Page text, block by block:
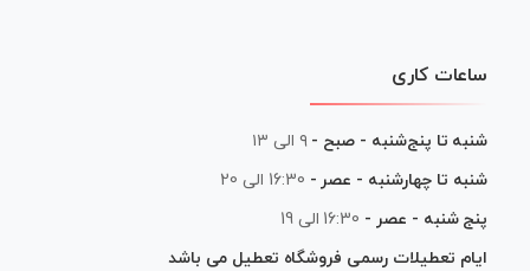
ساعات کاری
شنبه تا پنج‌شنبه - صبح - ۹ الی ۱۳
شنبه تا چهارشنبه - عصر - 16:30 الی 20
پنج شنبه - عصر - 16:30 الی 19
ایام تعطیلات رسمی فروشگاه تعطیل می باشد